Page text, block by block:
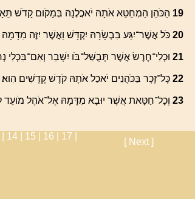
‮91 הַכֹּהֵן הַמְחַטֵּא אֹתָהּ יֹאכֲלֶנָּה בְּמָקֹום קָדֹשׁ
‮02 כֹּל אֲשֶׁר־יִגַּע בִּבְשָׂרָהּ יִקְדָּשׁ וַאֲשֶׁר יִזֶּה
‮12 וּכְלִי־חֶרֶשׂ אֲשֶׁר תְּבֻשַּׁל־בֹּו יִשָּׁבֵר וְאִם־בִּכְלִי
‮22 כָּל־זָכָר בַּכֹּהֲנִים יֹאכַל אֹתָהּ קֹדֶשׁ קָדָשִׁים הִוא׃
‮32 וְכָל־חַטָּאת אֲשֶׁר יוּבָא מִדָּמָהּ אֶל־אֹהֶל
14 | 15 | 16 | 17 |
[ Next ]